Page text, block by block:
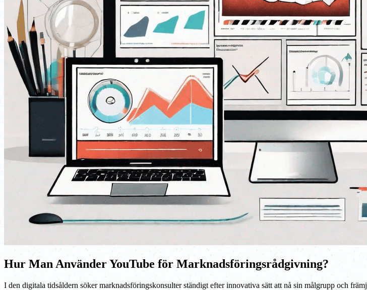
Hur Man Använder YouTube för Marknadsföringsrådgivning?
I den digitala tidsåldern söker marknadsföringskonsulter ständigt efter innovativa sätt att nå sin målgrupp och